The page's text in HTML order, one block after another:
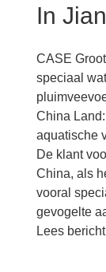
Huaian
In
CASE
speciaal
China
aquatische
De klant
China, als
vooral
gevogelte
Grootschalig
Lees